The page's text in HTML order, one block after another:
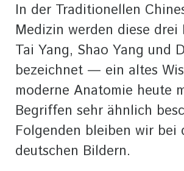
In der Traditionellen
Medizin werden diese drei
Tai Yang, Shao Yang und
bezeichnet — ein altes
moderne Anatomie heute
Begriffen sehr ähnlich
Folgenden bleiben wir bei
deutschen Bildern.